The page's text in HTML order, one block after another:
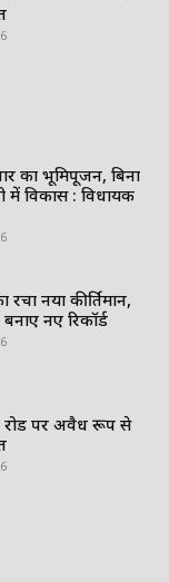
का भूमिपूजन, बिना
में विकास : विधायक
नया कीर्तिमान,
नए रिकॉर्ड
रोड पर अवैध रूप से